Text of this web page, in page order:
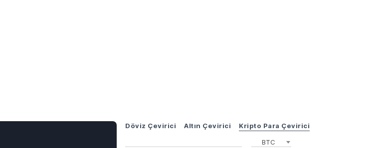
Döviz Çevirici Altın Çevirici Kripto Para Çevirici
BTC